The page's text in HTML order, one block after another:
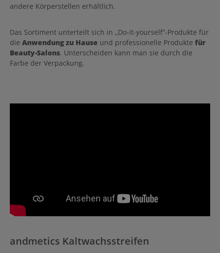
andere Körperstellen erhältlich.
Das Sortiment unterteilt sich in „Do-it-yourself“-Produkte für
die Anwendung zu Hause und professionelle Produkte für
Beauty-Salons. Unterscheiden kann man sie durch die
Farbe der Verpackung.
andmetics Kaltwachsstreifen